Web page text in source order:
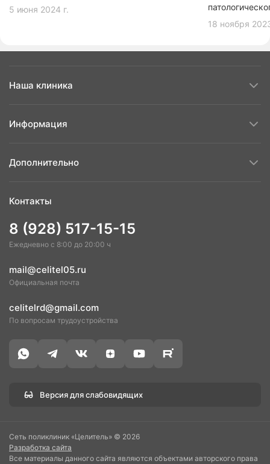
жидкостью. От паренхимы органа оно
5 июня 2024 г.
мужчин.
18 ноября
Наша клиника
Информация
Дополнительно
Контакты
8 (928) 517-15-15
Ежедневно с 8:00 до 20:00 ч
mail@celitel05.ru
Официальная почта
celitelrd@gmail.com
По вопросам трудоустройства
Версия для слабовидящих
Сеть поликлиник «Целитель» © 2026
Разработка сайта
Все материалы данного сайта являются объектами авторского права